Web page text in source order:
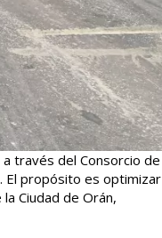
través del Consorcio de
El propósito es optimizar
Ciudad de Orán,